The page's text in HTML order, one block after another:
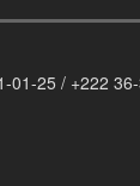
01-25 / +222